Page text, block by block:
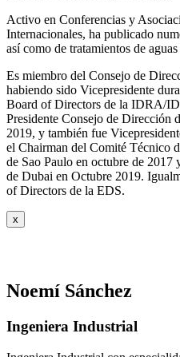
Activo en Conferencias y
Internacionales, ha publicado
así como de tratamientos de
Es miembro del Consejo de
habiendo sido Vicepresidente
Board of Directors de la IDRA/
Presidente Consejo de Dirección
2019, y también fue
el Chairman del Comité Técnico
de Sao Paulo en octubre de
de Dubai en Octubre 2019.
of Directors de la EDS.
x
Noemí Sánchez
Ingeniera Industrial